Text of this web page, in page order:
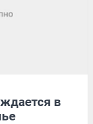
в